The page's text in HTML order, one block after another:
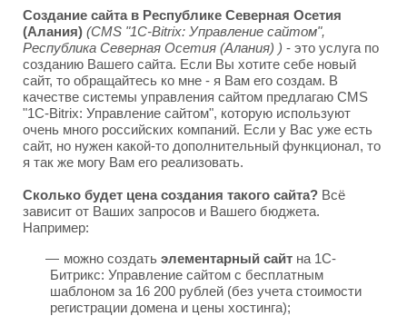
Создание сайта в Республике Северная Осетия
(Алания) (CMS "1C-Bitrix: Управление сайтом",
Республика Северная Осетия (Алания) ) - это услуга по
созданию Вашего сайта. Если Вы хотите себе новый
сайт, то обращайтесь ко мне - я Вам его создам. В
качестве системы управления сайтом предлагаю CMS
"1C-Bitrix: Управление сайтом", которую используют
очень много российских компаний. Если у Вас уже есть
сайт, но нужен какой-то дополнительный функционал, то
я так же могу Вам его реализовать.
Сколько будет цена создания такого сайта? Всё
зависит от Ваших запросов и Вашего бюджета.
Например:
можно создать элементарный сайт на 1С-
Битрикс: Управление сайтом с бесплатным
шаблоном за 16 200 рублей (без учета стоимости
регистрации домена и цены хостинга);